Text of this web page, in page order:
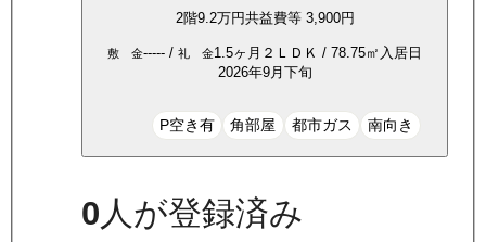
2階9.2万円共益費等 3,900円
敷 金----- / 礼 金1.5ヶ月 ２ＬＤＫ / 78.75㎡ 入居日
2026年9月下旬
P空き有 角部屋 都市ガス 南向き
0人が登録済み